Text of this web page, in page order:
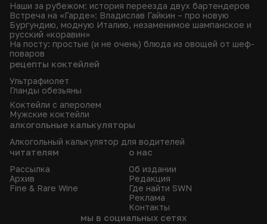
Наши за рубежом: история переезда двух бартендеров
Встреча на «Гарде»: Владислав Гайкин – про новую
Бургундию, модную Италию, незаменимое шампанское и
русский «коравин»
На посту: простые (и не очень) блюда из овощей от шеф-
поваров
рецепты коктейлей
Ультрафиолет
Гланды обезьяны
Коктейли с аперолем
Мужские коктейли
алкогольные калькуляторы
Алкогольный калькулятор для водителей
читателям
Рассылка
Архив
Fine & Rare Wine
о нас
Об издании
Редакция
Где найти SWN
Реклама
Контакты
мы в социальных сетях